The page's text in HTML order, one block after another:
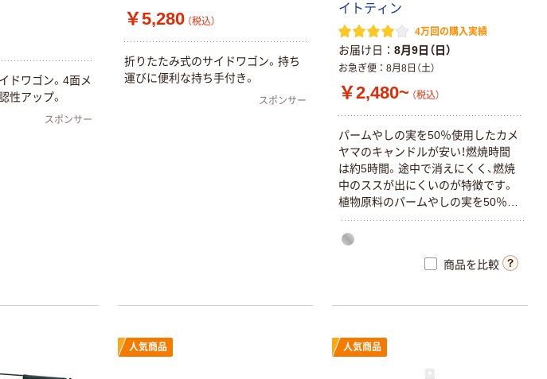
ドワゴン。4面メ
性アップ。
スポンサー
￥5,280 （税込）
折りたたみ式のサイドワゴン。持ち
運びに便利な持ち手付き。
スポンサー
イトティン
4万回の購入実績
お届け日 8月9日（日）
お急ぎ便 8月8日（土）
￥2,480~ （税込）
パームやしの実を50％使用したカメ
ヤマのキャンドルが安い！燃焼時間
は約5時間。途中で消えにくく、燃焼
中のススが出にくいのが特徴です。
植物原料のパームやしの実を50％使
っているのでロウ特有の嫌な匂いが
しません。ススが出にくいので、キャ
せん。炎の位置が常に真ん中でキャ
で最後まで使いきれて経済的です。
商品を比較
人気商品 人気商品